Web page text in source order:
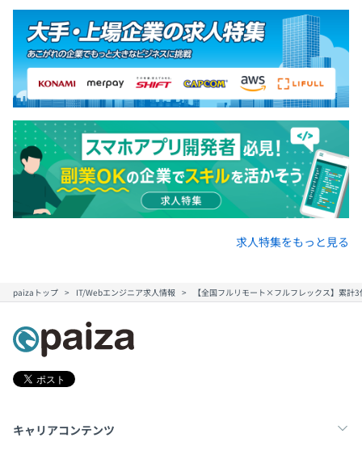
求人特集をもっと見る
paizaトップ IT/Webエンジニア求人情報 【全国フルリモート×フルフレックス】累計
キャリアコンテンツ